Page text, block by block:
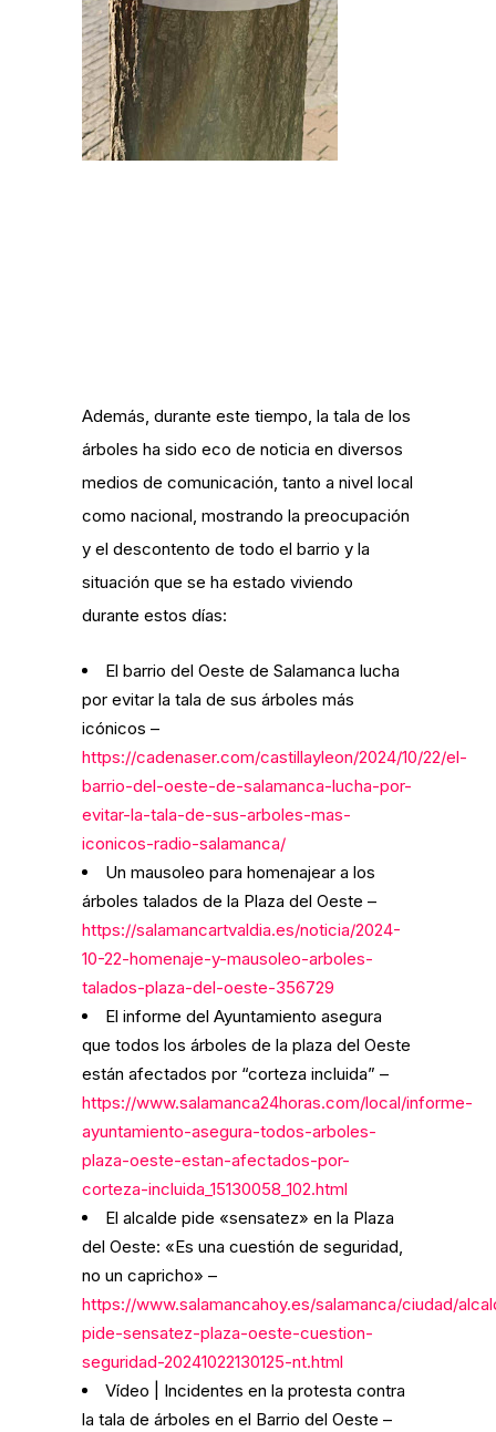
Además, durante este tiempo, la tala de los
árboles ha sido eco de noticia en diversos
medios de comunicación, tanto a nivel local
como nacional, mostrando la preocupación
y el descontento de todo el barrio y la
situación que se ha estado viviendo
durante estos días:
El barrio del Oeste de Salamanca lucha
por evitar la tala de sus árboles más
icónicos –
https://cadenaser.com/castillayleon/2024/10/22/el-
barrio-del-oeste-de-salamanca-lucha-por-
evitar-la-tala-de-sus-arboles-mas-
iconicos-radio-salamanca/
Un mausoleo para homenajear a los
árboles talados de la Plaza del Oeste –
https://salamancartvaldia.es/noticia/2024-
10-22-homenaje-y-mausoleo-arboles-
talados-plaza-del-oeste-356729
El informe del Ayuntamiento asegura
que todos los árboles de la plaza del Oeste
están afectados por “corteza incluida” –
https://www.salamanca24horas.com/local/informe-
ayuntamiento-asegura-todos-arboles-
plaza-oeste-estan-afectados-por-
corteza-incluida_15130058_102.html
El alcalde pide «sensatez» en la Plaza
del Oeste: «Es una cuestión de seguridad,
no un capricho» –
https://www.salamancahoy.es/salamanca/ciudad/
pide-sensatez-plaza-oeste-cuestion-
seguridad-20241022130125-nt.html
Vídeo | Incidentes en la protesta contra
la tala de árboles en el Barrio del Oeste –